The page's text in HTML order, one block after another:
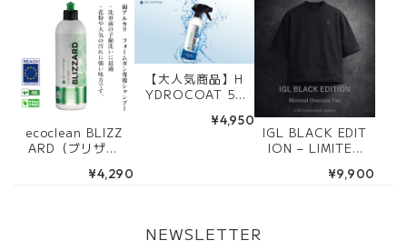
ecoclean BLIZZ
ARD（ブリザー
¥4,290
【大人気商品】H
YDROCOAT 50
¥4,950
IGL BLACK EDIT
ION – LIMITED
量限定）¥9,900
NEWSLETTER